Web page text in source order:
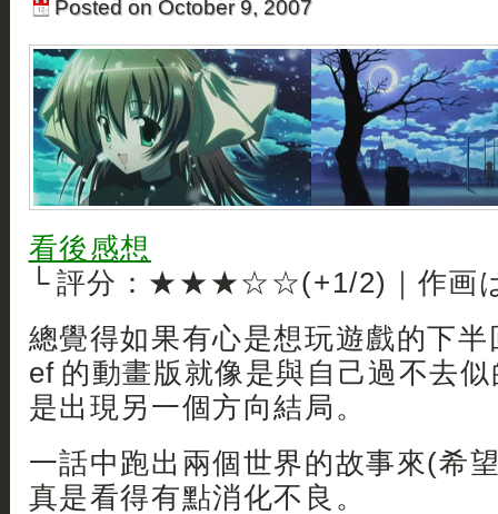
Posted on October 9, 2007
看後感想
└ 評分：★★★☆☆(+1/2)｜作画
總覺得如果有心是想玩遊戲的下
ef 的動畫版就像是與自己過不去
是出現另一個方向結局。
一話中跑出兩個世界的故事來(希
真是看得有點消化不良。